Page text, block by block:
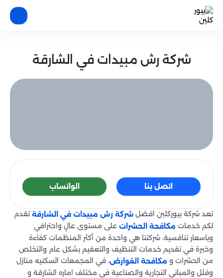
شركة رش مبيدات في الشارقة
اتصل بنا الواتساب
تعد شركة بيوركلين افضل شركة رش مبيدات في الشارقةتقدم
لكم خدمات مكافحة الحشرات على مستوى عالٍ واحترافي
وباسعار تنافسية، شركتنا هي واحدة من أكثر المنظمات كفاءة
وخبرة في تقديم خدمات التنظيف والتعقيم بشكل عام والتخلص
من الحشرات و مكافحة القوارض، في المجمعات السكنيه منازل
وفلل والمباني التجارية والصناعية في مختلف اماره الشارقة و